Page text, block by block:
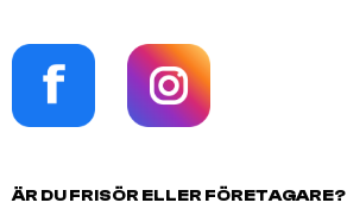
ÄR DU FRISÖR ELLER FÖRETAGARE?